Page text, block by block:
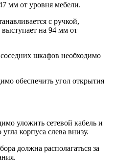
мм от уровня мебели.
с ручкой,
на 94 мм от
шкафов необходимо
обеспечить угол открытия
уложить сетевой кабель и
корпуса слева внизу.
должна располагаться за